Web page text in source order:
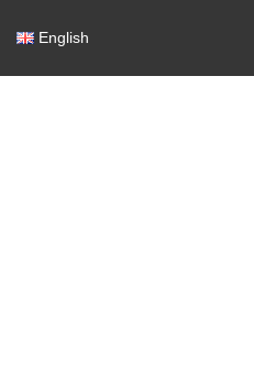
English